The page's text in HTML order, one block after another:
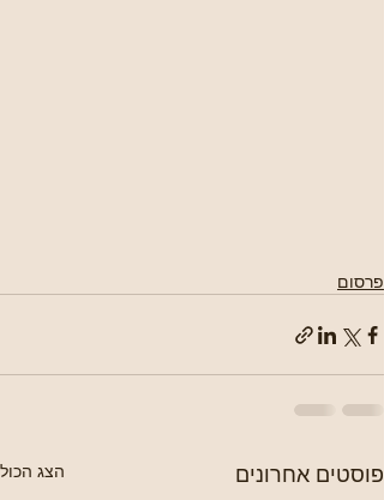
פרסום
פוסטים אחרונים הצג הכול